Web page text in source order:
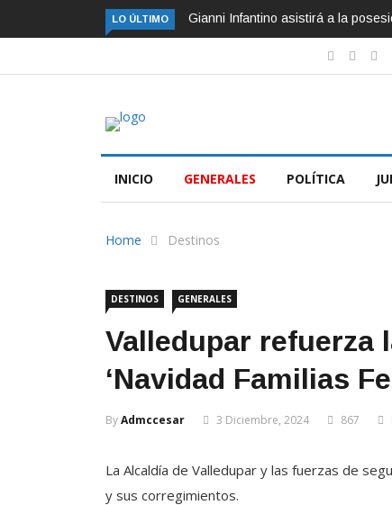
LO ÚLTIMO Gianni Infantino asistirá a la
INICIO GENERALES POLÍTICA
Home Destinos
DESTINOS GENERALES
Valledupar refuerza
‘Navidad Familias
ByAdmccesar 3 Diciembre, 2024 867
La Alcaldía de Valledupar y las fuerzas de
y sus corregimientos.